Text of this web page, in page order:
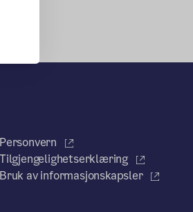
Personvern
Tilgjengelighetserklæring
Bruk av informasjonskapsler